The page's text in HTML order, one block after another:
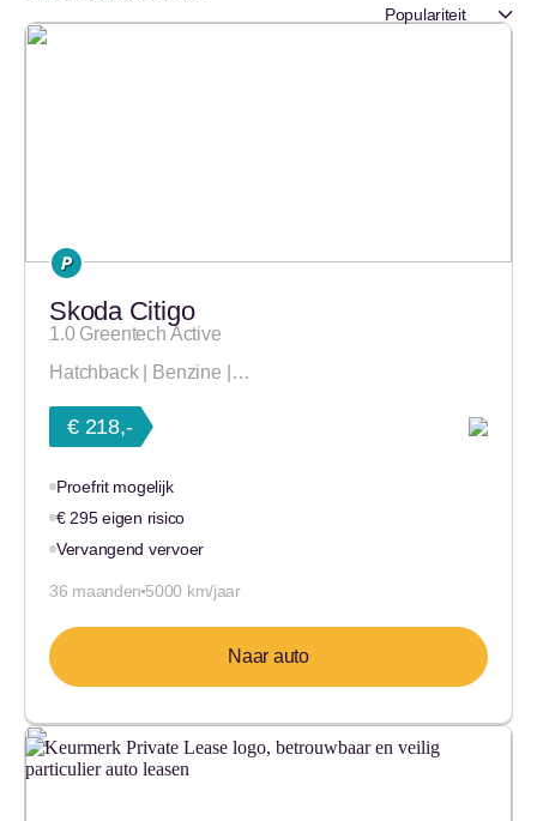
Skoda Citigo
1.0 Greentech Active
Hatchback | Benzine |…
€ 218,-
Proefrit mogelijk
€ 295 eigen risico
Vervangend vervoer
36 maanden 5000 km/jaar
Naar auto